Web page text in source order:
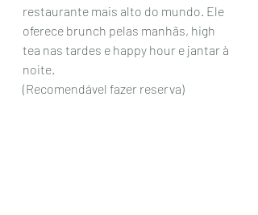
restaurante mais alto do mundo. Ele
oferece brunch pelas manhãs, high
tea nas tardes e happy hour e jantar à
noite.
(Recomendável fazer reserva)